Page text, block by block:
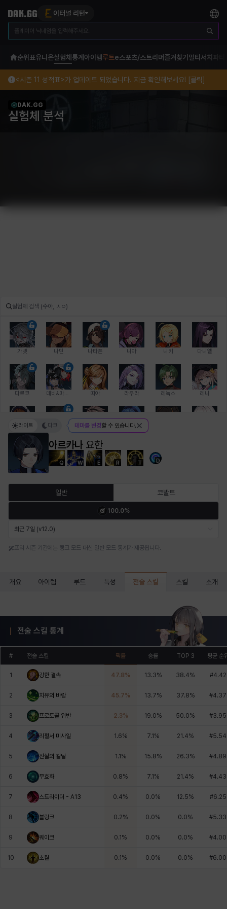
이터널 리턴
순위표유니온실험체 통계 아이템루트e스포츠/스트리머 즐겨찾기 멀티서치 파티
<시즌 11 성적표>가 업데이트 되었습니다. 지금 확인해보세요! [클릭]
DAK.GG
실험체 분석
가넷 나딘 나타폰 니아 니키 다니엘
다르코 띠아 라우라 레녹스 레니
레온 루크 르노어
바바라 버니스 블레어 비앙카 비형 샬럿
알론소 얀
이슈트반
츠바메
코렐라인
아르카나 요한
Q W E R T D
라이트 다크 테마를 변경할 수 있습니다.
일반 코발트
100.0%
최근 7일 (v12.0)
프리 시즌 기간에는 랭크 모드 대신 일반 모드 통계가 제공됩니다.
개요 아이템 루트 특성 전술 스킬 스킬 소개
전술 스킬 통계
# 전술 스킬 픽률 승률 TOP 3 평균 순
1 강한 결속 47.8% 13.3% 38.4% #4.42
2 치유의 바람 45.7% 13.7% 37.8% #4.37
3 프로토콜 위반 2.3% 19.0% 50.0% #3.95
4 리펄서 미사일 1.6% 7.1% 21.4% #5.54
5 진실의 칼날 1.1% 15.8% 26.3% #4.89
6 무효화 0.8% 7.1% 21.4% #4.43
7 스트라이더 - A13 0.4% 0.0% 12.5% #6.25
8 블링크 0.2% 0.0% 0.0% #5.33
9 퀘이크 0.1% 0.0% 0.0% #4.00
10 초월 0.1 % 0.0% 0.0% #6.00